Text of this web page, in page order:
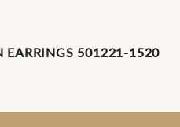
EARRINGS 501221-1520